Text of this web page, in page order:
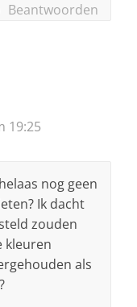
Beantwoorden
19:25
nog geen
Ik dacht
zouden
kleuren
als